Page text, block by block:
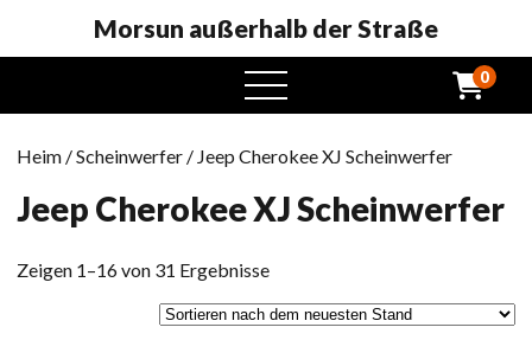
Morsun außerhalb der Straße
Öffnen
Sie
Menü
0
Heim /Scheinwerfer / Jeep Cherokee XJ Scheinwerfer
Jeep Cherokee XJ Scheinwerfer
Zeigen 1–16 von 31 ErgebnisseSortiert
neuesten